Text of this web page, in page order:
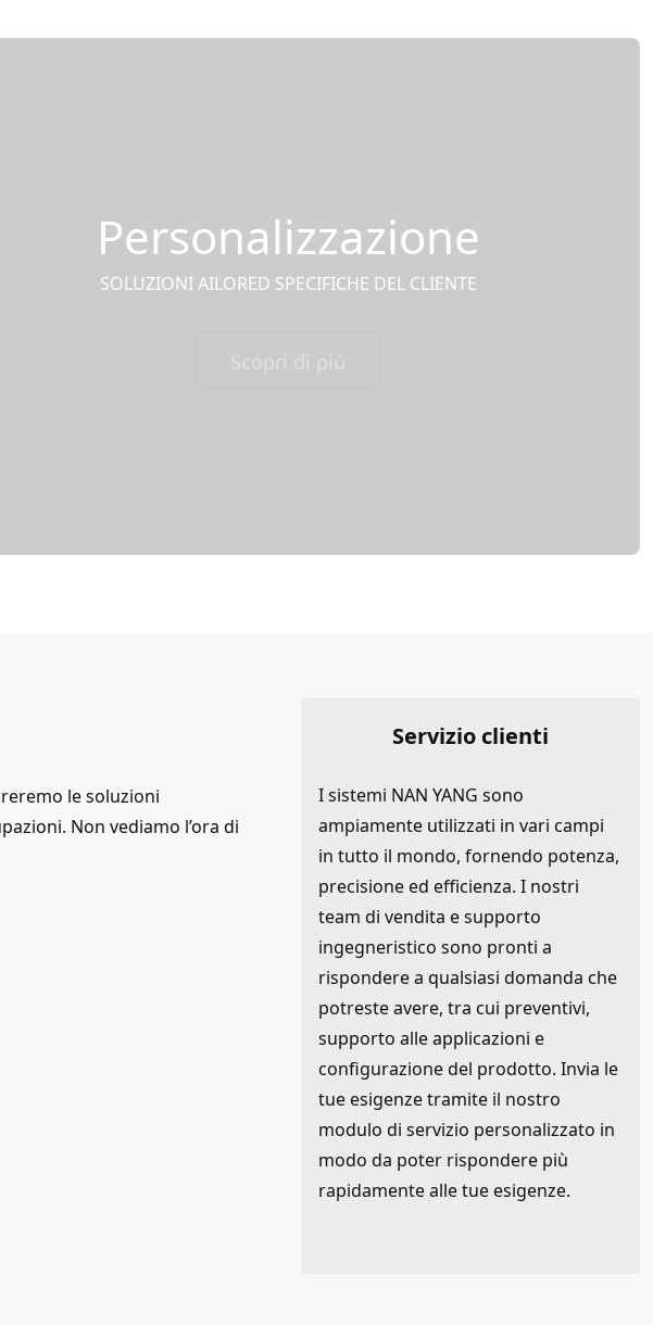
Personalizzazione
SOLUZIONI AILORED SPECIFICHE DEL CLIENTE
Scopri di più
le soluzioni
Non vediamo l’ora di
Servizio clienti
I sistemi NAN YANG sono
ampiamente utilizzati in vari campi
in tutto il mondo, fornendo potenza,
precisione ed efficienza. I nostri
team di vendita e supporto
ingegneristico sono pronti a
rispondere a qualsiasi domanda che
potreste avere, tra cui preventivi,
supporto alle applicazioni e
configurazione del prodotto. Invia le
tue esigenze tramite il nostro
modulo di servizio personalizzato in
modo da poter rispondere più
rapidamente alle tue esigenze.